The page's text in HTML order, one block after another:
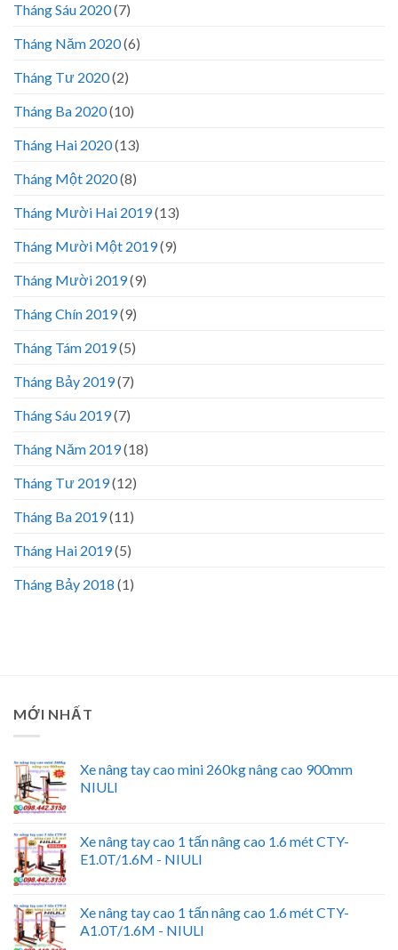
Tháng Sáu 2020(7)
Tháng Năm 2020(6)
Tháng Tư 2020(2)
Tháng Ba 2020(10)
Tháng Hai 2020(13)
Tháng Một 2020(8)
Tháng Mười Hai 2019(13)
Tháng Mười Một 2019(9)
Tháng Mười 2019(9)
Tháng Chín 2019(9)
Tháng Tám 2019(5)
Tháng Bảy 2019(7)
Tháng Sáu 2019(7)
Tháng Năm 2019(18)
Tháng Tư 2019(12)
Tháng Ba 2019(11)
Tháng Hai 2019(5)
Tháng Bảy 2018 (1)
MỚI NHẤT
Xe nâng tay cao mini 260kg nâng cao 900mm
NIULI
Xe nâng tay cao 1 tấn nâng cao 1.6 mét CTY-
E1.0T/1.6M - NIULI
Xe nâng tay cao 1 tấn nâng cao 1.6 mét CTY-
A1.0T/1.6M - NIULI